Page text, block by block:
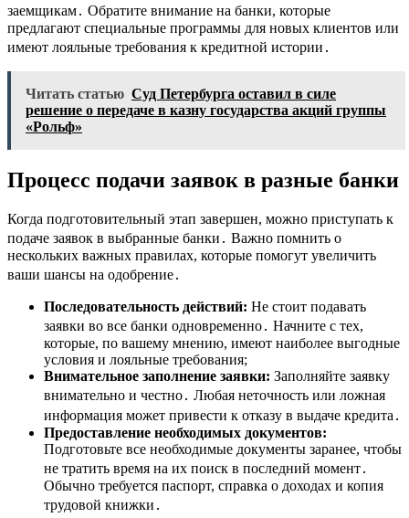
заемщикам․ Обратите внимание на банки, которые
предлагают специальные программы для новых клиентов или
имеют лояльные требования к кредитной истории․
Читать статью Суд Петербурга оставил в силе
решение о передаче в казну государства акций группы
«Рольф»
Процесс подачи заявок в разные банки
Когда подготовительный этап завершен, можно приступать к
подаче заявок в выбранные банки․ Важно помнить о
нескольких важных правилах, которые помогут увеличить
ваши шансы на одобрение․
Последовательность действий: Не стоит подавать
заявки во все банки одновременно․ Начните с тех,
которые, по вашему мнению, имеют наиболее выгодные
условия и лояльные требования;
Внимательное заполнение заявки: Заполняйте заявку
внимательно и честно․ Любая неточность или ложная
информация может привести к отказу в выдаче кредита․
Предоставление необходимых документов:
Подготовьте все необходимые документы заранее, чтобы
не тратить время на их поиск в последний момент․
Обычно требуется паспорт, справка о доходах и копия
трудовой книжки․